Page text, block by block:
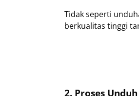
Tidak seperti
berkualitas tinggi
2. Proses